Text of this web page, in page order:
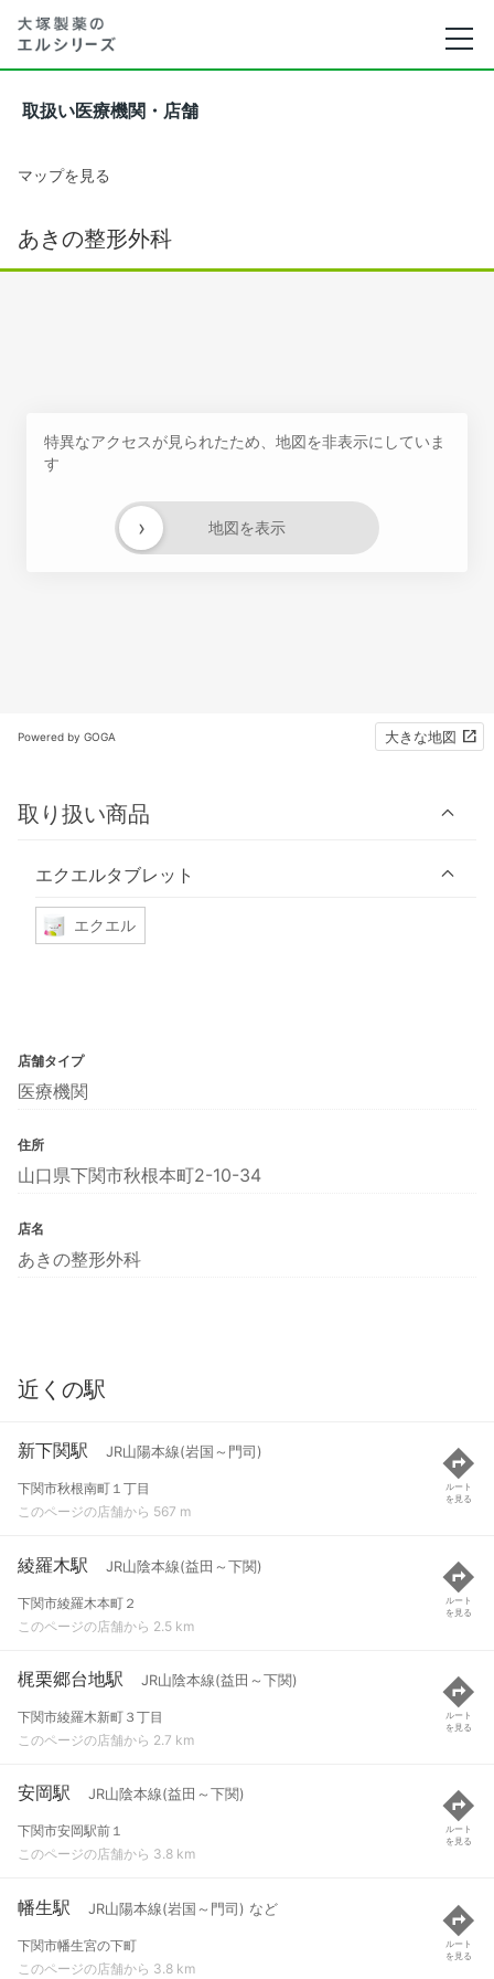
取扱い医療機関・店舗
マップを見る
あきの整形外科
特異なアクセスが見られたため、地図を非表示にしていま
す
地図を表示
›
Powered by GOGA 大きな地図
取り扱い商品
エクエルタブレット
エクエル
店舗タイプ
医療機関
住所
山口県下関市秋根本町2-10-34
店名
あきの整形外科
近くの駅
新下関駅 JR山陽本線(岩国～門司)
下関市秋根南町１丁目
このページの店舗から 567 m
ルート
を見る
綾羅木駅 JR山陰本線(益田～下関)
下関市綾羅木本町２
このページの店舗から 2.5 km
ルート
を見る
梶栗郷台地駅 JR山陰本線(益田～下関)
下関市綾羅木新町３丁目
このページの店舗から 2.7 km
ルート
を見る
安岡駅 JR山陰本線(益田～下関)
下関市安岡駅前１
このページの店舗から 3.8 km
ルート
を見る
幡生駅 JR山陽本線(岩国～門司) など
下関市幡生宮の下町
このページの店舗から 3.8 km
ルート
を見る